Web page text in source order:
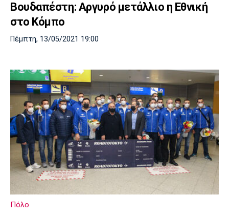
Βουδαπέστη: Αργυρό μετάλλιο η Εθνική
στο Kόμπο
Πέμπτη, 13/05/2021 19:00
Πόλο